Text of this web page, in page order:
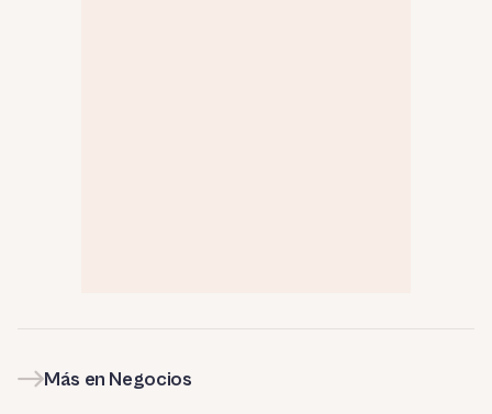
Más en Negocios